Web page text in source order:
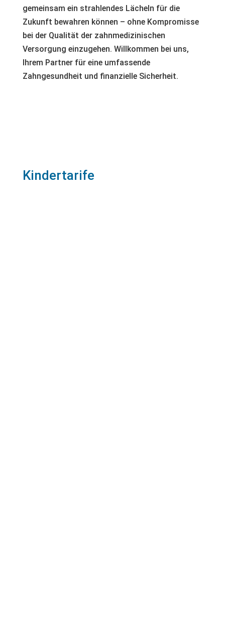
gemeinsam ein strahlendes Lächeln für die
Zukunft bewahren können – ohne Kompromisse
bei der Qualität der zahnmedizinischen
Versorgung einzugehen. Willkommen bei uns,
Ihrem Partner für eine umfassende
Zahngesundheit und finanzielle Sicherheit.
Kindertarife